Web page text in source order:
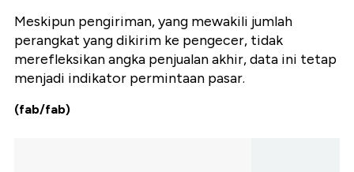
Meskipun pengiriman, yang mewakili jumlah
perangkat yang dikirim ke pengecer, tidak
merefleksikan angka penjualan akhir, data ini tetap
menjadi indikator permintaan pasar.
(fab/fab)